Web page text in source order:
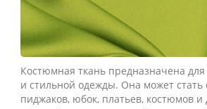
Костюмная ткань предназначена
и стильной одежды. Она может стать
пиджаков, юбок, платьев, костюмов и